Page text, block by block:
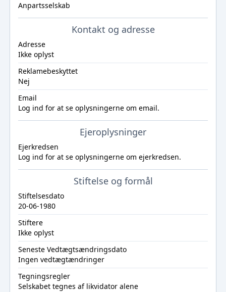
Anpartsselskab
Kontakt og adresse
Adresse
Ikke oplyst
Reklamebeskyttet
Nej
Email
Log ind for at se oplysningerne om email.
Ejeroplysninger
Ejerkredsen
Log ind for at se oplysningerne om ejerkredsen.
Stiftelse og formål
Stiftelsesdato
20-06-1980
Stiftere
Ikke oplyst
Seneste Vedtægtsændringsdato
Ingen vedtægtændringer
Tegningsregler
Selskabet tegnes af likvidator alene